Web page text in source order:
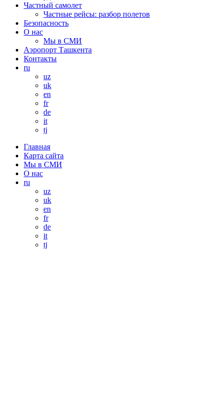
Частный самолет
Частные рейсы: разбор полетов
Безопасность
О нас
Мы в СМИ
Аэропорт Ташкента
Контакты
ru
uz
uk
en
fr
de
it
tj
Главная
Карта сайта
Мы в СМИ
О нас
ru
uz
uk
en
fr
de
it
tj